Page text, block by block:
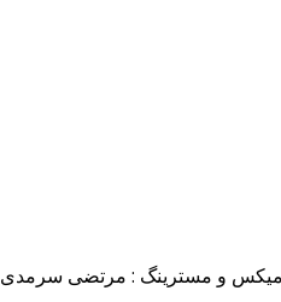
, میکس و مسترینگ : مرتضی سرمدی